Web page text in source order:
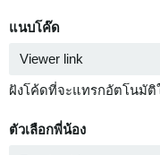
แนบโค๊ด
ฝังโค้ดที่จะแทรกอัตโนมัติ
ตัวเลือกพี่น้อง